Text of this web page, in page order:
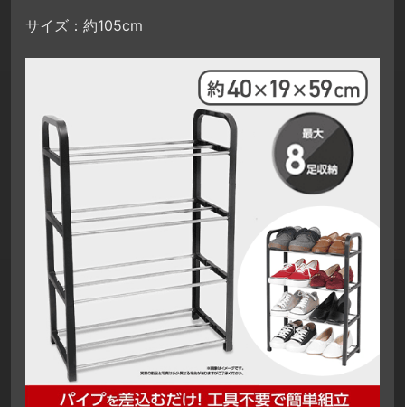
サイズ：約105cm